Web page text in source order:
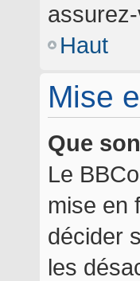
Haut
Mise
Que
Le
mise en
décider
les